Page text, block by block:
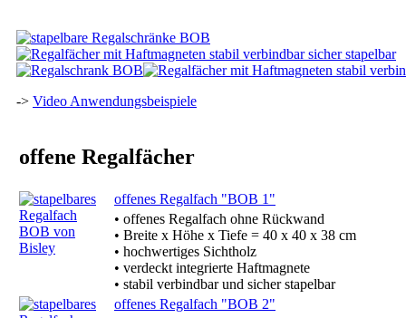
-> Video Anwendungsbeispiele
offene Regalfächer
offenes Regalfach "BOB 1"
• offenes Regalfach ohne Rückwand
• Breite x Höhe x Tiefe = 40 x 40 x 38 cm
• hochwertiges Sichtholz
• verdeckt integrierte Haftmagnete
• stabil verbindbar und sicher stapelbar
offenes Regalfach "BOB 2"